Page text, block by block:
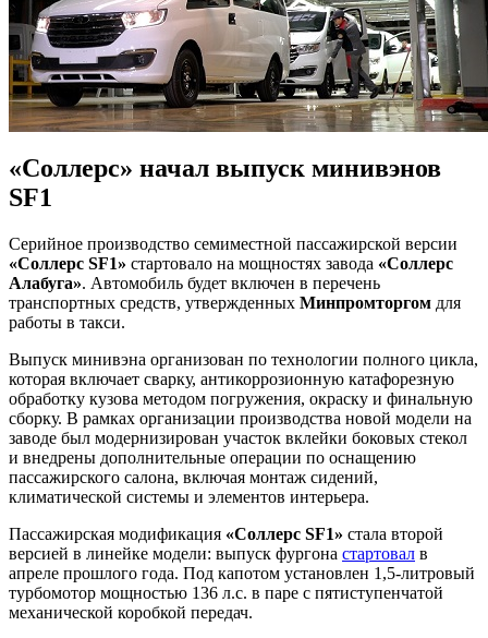
«Соллерс» начал выпуск минивэнов
SF1
Серийное производство семиместной пассажирской версии
«Соллерс SF1» стартовало на мощностях завода «Соллерс
Алабуга». Автомобиль будет включен в перечень
транспортных средств, утвержденных Минпромторгом для
работы в такси.
Выпуск минивэна организован по технологии полного цикла,
которая включает сварку, антикоррозионную катафорезную
обработку кузова методом погружения, окраску и финальную
сборку. В рамках организации производства новой модели на
заводе был модернизирован участок вклейки боковых стекол
и внедрены дополнительные операции по оснащению
пассажирского салона, включая монтаж сидений,
климатической системы и элементов интерьера.
Пассажирская модификация «Соллерс SF1» стала второй
версией в линейке модели: выпуск фургона стартовал в
апреле прошлого года. Под капотом установлен 1,5-литровый
турбомотор мощностью 136 л.с. в паре с пятиступенчатой
механической коробкой передач.